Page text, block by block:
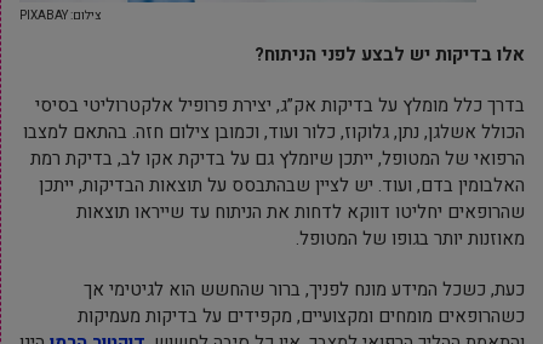
צילום: PIXABAY
אלו בדיקות יש לבצע לפני הניתוח?
בדרך כלל מומלץ על בדיקות אק”ג, יצירת פרופיל אלקטרוליטי בסיסי
הכולל אשלגן, נתן, גלוקוז, כלור ועוד, וכמובן צילום חזה. בהתאם למצבו
הרפואי של המטופל, ייתכן שיומלץ גם על בדיקת אקו לב, בדיקת רמת
האלבומין בדם, ועוד. יש לציין שבהתבסס על תוצאות הבדיקות, ייתכן
שהרופאים יחליטו דווקא לדחות את הניתוח עד שייראו תוצאות
מאוזנות יותר בגופו של המטופל.
כעת, כשכל המידע מונח לפניך, ברור שהחשש הוא לגיטימי אך
כשהרופאים מומחים ומקצועיים, מקפידים על בדיקות מעמיקות